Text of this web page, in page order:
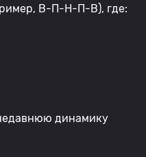
В-П-Н-П-В), где:
динамику